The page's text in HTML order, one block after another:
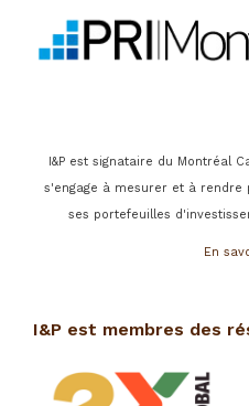
I&P est signataire du Montréal
s'engage à mesurer et à
ses portefeuilles
En
I&P est membres des